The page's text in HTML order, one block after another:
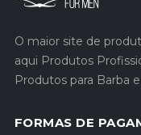
O maior site de
aqui Produtos
Produtos para Barba
FORMAS DE